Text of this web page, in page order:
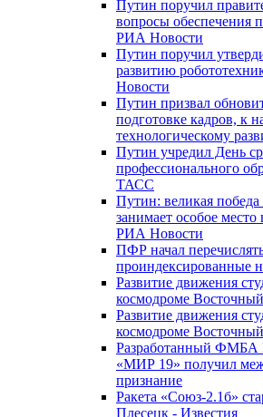
Путин поручил
вопросы обеспечения
РИА Новости
Путин поручил
развитию
Новости
Путин призвал
подготовке кадров, к
технологическому
Путин учредил День
профессионального
ТАСС
Путин: великая
занимает особое
РИА Новости
ПФР начал
проиндексированные
Развитие движения
космодроме
Развитие движения
космодроме
Разработанный ФМБА
«МИР 19» получил
признание
Ракета «Союз-2.1б»
Плесецк - Известия